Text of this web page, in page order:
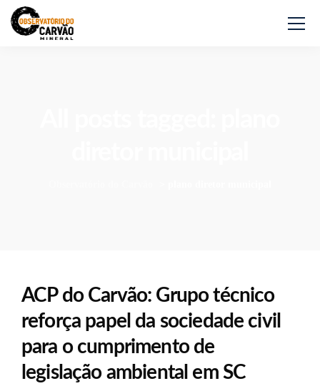
ACP do Carvão: Grupo técnico
reforça papel da sociedade civil
para o cumprimento de
legislação ambiental em SC